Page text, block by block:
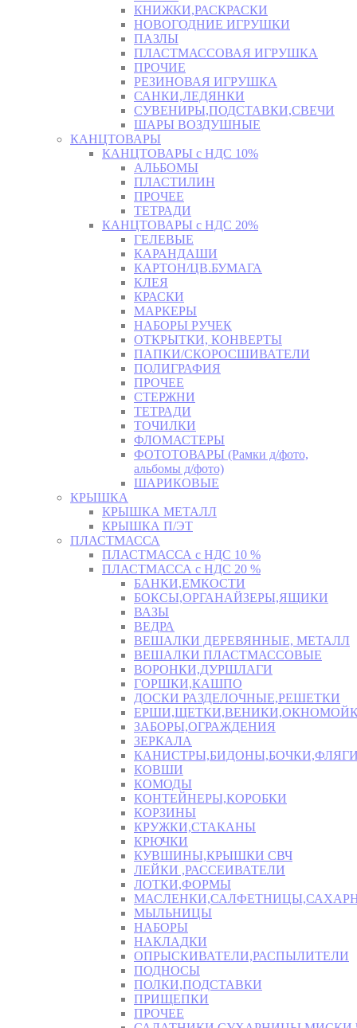
КНИЖКИ,РАСКРАСКИ
НОВОГОДНИЕ ИГРУШКИ
ПАЗЛЫ
ПЛАСТМАССОВАЯ ИГРУШКА
ПРОЧИЕ
РЕЗИНОВАЯ ИГРУШКА
САНКИ,ЛЕДЯНКИ
СУВЕНИРЫ,ПОДСТАВКИ,СВЕЧИ
ШАРЫ ВОЗДУШНЫЕ
КАНЦТОВАРЫ
КАНЦТОВАРЫ с НДС 10%
АЛЬБОМЫ
ПЛАСТИЛИН
ПРОЧЕЕ
ТЕТРАДИ
КАНЦТОВАРЫ с НДС 20%
ГЕЛЕВЫЕ
КАРАНДАШИ
КАРТОН/ЦВ.БУМАГА
КЛЕЯ
КРАСКИ
МАРКЕРЫ
НАБОРЫ РУЧЕК
ОТКРЫТКИ, КОНВЕРТЫ
ПАПКИ/СКОРОСШИВАТЕЛИ
ПОЛИГРАФИЯ
ПРОЧЕЕ
СТЕРЖНИ
ТЕТРАДИ
ТОЧИЛКИ
ФЛОМАСТЕРЫ
ФОТОТОВАРЫ (Рамки д/фото,
альбомы д/фото)
ШАРИКОВЫЕ
КРЫШКА
КРЫШКА МЕТАЛЛ
КРЫШКА П/ЭТ
ПЛАСТМАССА
ПЛАСТМАССА с НДС 10 %
ПЛАСТМАССА с НДС 20 %
БАНКИ,ЕМКОСТИ
БОКСЫ,ОРГАНАЙЗЕРЫ,ЯЩИКИ
ВАЗЫ
ВЕДРА
ВЕШАЛКИ ДЕРЕВЯННЫЕ, МЕТАЛЛ
ВЕШАЛКИ ПЛАСТМАССОВЫЕ
ВОРОНКИ,ДУРШЛАГИ
ГОРШКИ,КАШПО
ДОСКИ РАЗДЕЛОЧНЫЕ,РЕШЕТКИ
ЗАБОРЫ,ОГРАЖДЕНИЯ
ЗЕРКАЛА
КОВШИ
КОМОДЫ
КОНТЕЙНЕРЫ,КОРОБКИ
КОРЗИНЫ
КРУЖКИ,СТАКАНЫ
КРЮЧКИ
КУВШИНЫ,КРЫШКИ СВЧ
ЛЕЙКИ ,РАССЕИВАТЕЛИ
ЛОТКИ,ФОРМЫ
МЫЛЬНИЦЫ
НАБОРЫ
НАКЛАДКИ
ОПРЫСКИВАТЕЛИ,РАСПЫЛИТЕЛИ
ПОДНОСЫ
ПОЛКИ,ПОДСТАВКИ
ПРИЩЕПКИ
ПРОЧЕЕ